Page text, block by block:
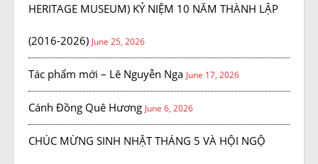
HERITAGE MUSEUM) KỶ NIỆM 10 NĂM THÀNH LẬP
(2016-2026) June 25, 2026
Tác phẩm mới – Lê Nguyễn Nga June 17, 2026
Cánh Đồng Quê Hương June 6, 2026
CHÚC MỪNG SINH NHẬT THÁNG 5 VÀ HỘI NGỘ